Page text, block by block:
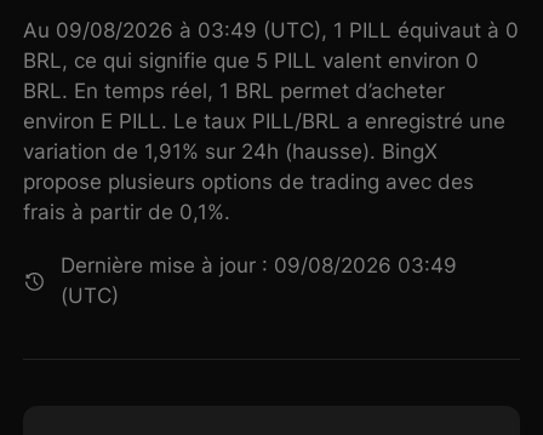
Au 09/08/2026 à 03:49 (UTC), 1 PILL équivaut à 0
BRL, ce qui signifie que 5 PILL valent environ 0
BRL. En temps réel, 1 BRL permet d’acheter
environ E PILL. Le taux PILL/BRL a enregistré une
variation de 1,91% sur 24h (hausse). BingX
propose plusieurs options de trading avec des
frais à partir de 0,1%.
Dernière mise à jour : 09/08/2026 03:49
(UTC)